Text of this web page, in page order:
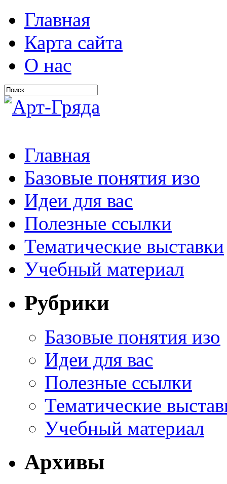
Главная
Карта сайта
О нас
Главная
Базовые понятия изо
Идеи для вас
Полезные ссылки
Тематические выставки
Учебный материал
Рубрики
Базовые понятия изо
Идеи для вас
Полезные ссылки
Тематические
Учебный материал
Архивы